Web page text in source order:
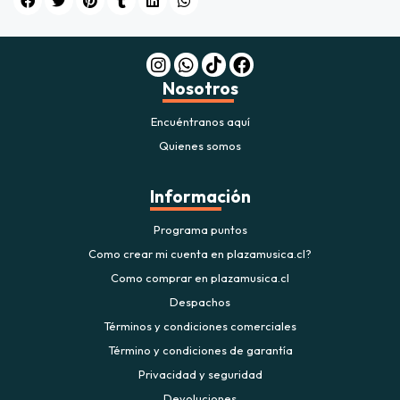
Nosotros
Encuéntranos aquí
Quienes somos
Información
Programa puntos
Como crear mi cuenta en plazamusica.cl?
Como comprar en plazamusica.cl
Despachos
Términos y condiciones comerciales
Término y condiciones de garantía
Privacidad y seguridad